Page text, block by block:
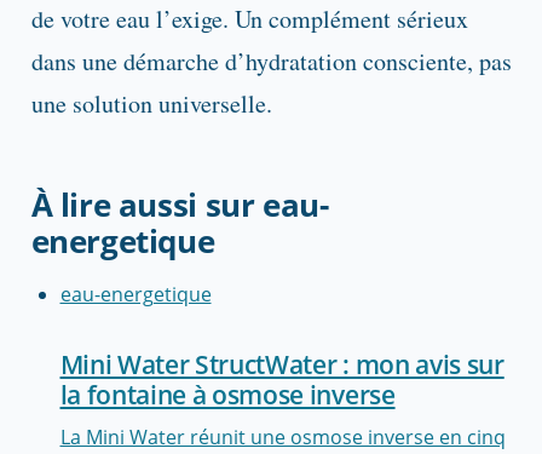
de votre eau l’exige. Un complément sérieux
dans une démarche d’hydratation consciente, pas
une solution universelle.
À lire aussi sur eau-
energetique
eau-energetique
Mini Water StructWater : mon avis sur
la fontaine à osmose inverse
La Mini Water réunit une osmose inverse en cinq